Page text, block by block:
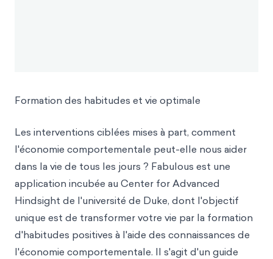
Formation des habitudes et vie optimale
Les interventions ciblées mises à part, comment
l'économie comportementale peut-elle nous aider
dans la vie de tous les jours ? Fabulous est une
application incubée au Center for Advanced
Hindsight de l'université de Duke, dont l'objectif
unique est de transformer votre vie par la formation
d'habitudes positives à l'aide des connaissances de
l'économie comportementale. Il s'agit d'un guide